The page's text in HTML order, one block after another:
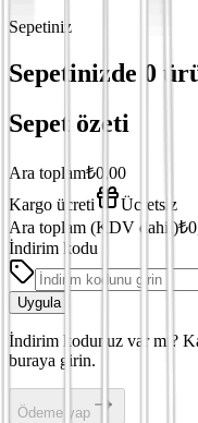
Sepetiniz
Sepetinizde 0
Sepet özeti
Ara toplam₺0,00
Kargo ücreti
Ücretsiz
Ara toplam (KDV dahil)
İndirim kodu
Uygula
İndirim kodunuz var mı?
buraya girin.
Ödeme yap